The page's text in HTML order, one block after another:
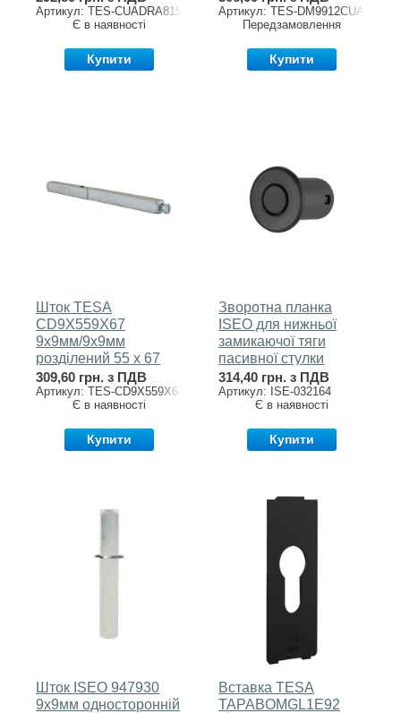
Артикул: TES-CUADRA8150
Є в наявності
Купити
Артикул: TES-DM9912CUA
Передзамовлення
Купити
Шток TESA
CD9X559X67
9х9мм/9х9мм
розділений 55 х 67
мм
309,60 грн. з ПДВ
Артикул: TES-CD9X559X67
Є в наявності
Купити
Зворотна планка
ISEO для нижньої
замикаючої тяги
пасивної стулки
032164 пластик
314,40 грн. з ПДВ
Артикул: ISE-032164
Є в наявності
Купити
Шток ISEO 947930
9x9мм односторонній
Вставка TESA
TAPABOMGL1E92